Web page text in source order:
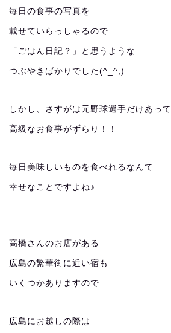
毎日の食事の写真を
載せていらっしゃるので
「ごはん日記？」と思うような
つぶやきばかりでした(^_^;)
しかし、さすがは元野球選手だけあって
高級なお食事がずらり！！
毎日美味しいものを食べれるなんて
幸せなことですよね♪
高橋さんのお店がある
広島の繁華街に近い宿も
いくつかありますので
広島にお越しの際は